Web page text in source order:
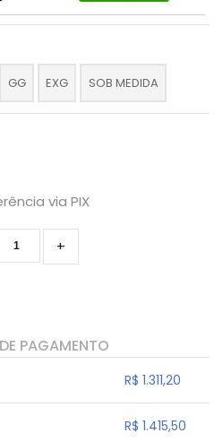
GG EXG SOB MEDIDA
via PIX
+
PAGAMENTO
R$ 1.311,20
R$ 1.415,50